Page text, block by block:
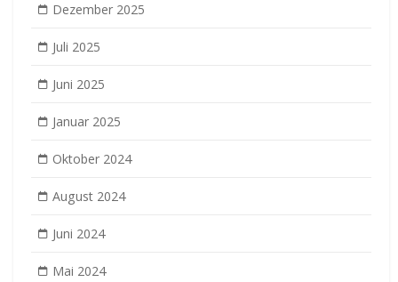
Dezember 2025
Juli 2025
Juni 2025
Januar 2025
Oktober 2024
August 2024
Juni 2024
Mai 2024